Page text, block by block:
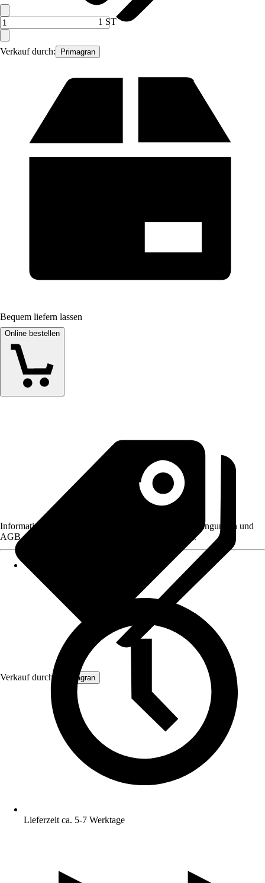
Verkauf durch: Primagran
1 ST
Bequem liefern lassen
Online bestellen
Verkauf durch: Primagran
Informationen des Verkäufers, wie z. B. Rückgabebedingungen und
AGB, finden Sie bei Klick auf den Verkäufernamen.
Lieferzeit ca. 5-7 Werktage